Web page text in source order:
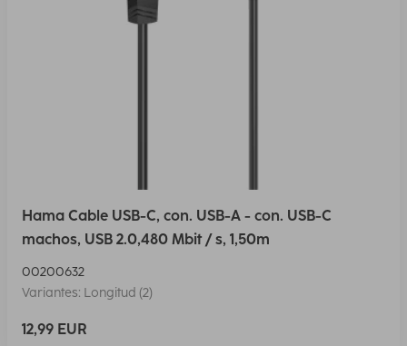
Hama Cable USB-C, con. USB-A - con. USB-C
machos, USB 2.0,480 Mbit / s, 1,50m
00200632
Variantes: Longitud (2)
12,99 EUR